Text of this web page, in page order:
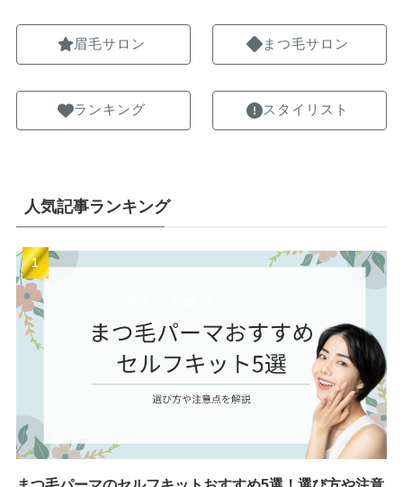
眉毛サロン
ランキング
まつ毛サロン
スタイリスト
人気記事ランキング